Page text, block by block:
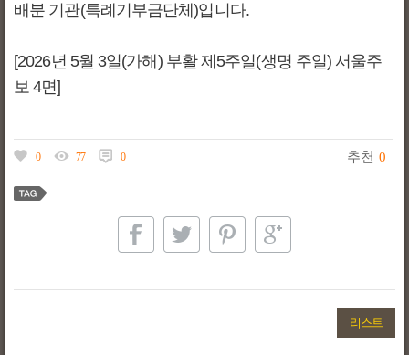
배분 기관(특례기부금단체)입니다.
[2026년 5월 3일(가해) 부활 제5주일(생명 주일) 서울주
보 4면]
0 77 0 추천 0
리스트